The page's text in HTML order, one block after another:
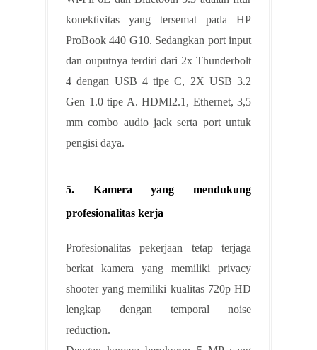
konektivitas yang tersemat pada HP
ProBook 440 G10. Sedangkan port input
dan ouputnya terdiri dari 2x Thunderbolt
4 dengan USB 4 tipe C, 2X USB 3.2
Gen 1.0 tipe A. HDMI2.1, Ethernet, 3,5
mm combo audio jack serta port untuk
pengisi daya.
5. Kamera yang mendukung
profesionalitas kerja
Profesionalitas pekerjaan tetap terjaga
berkat kamera yang memiliki privacy
shooter yang memiliki kualitas 720p HD
lengkap dengan temporal noise
reduction.